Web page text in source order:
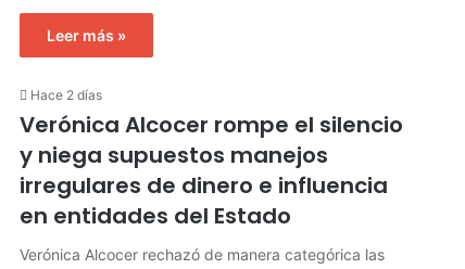
Leer más »
Hace 2 días
Verónica Alcocer rompe el silencio
y niega supuestos manejos
irregulares de dinero e influencia
en entidades del Estado
Verónica Alcocer rechazó de manera categórica las